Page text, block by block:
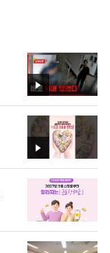
영
상
영
상